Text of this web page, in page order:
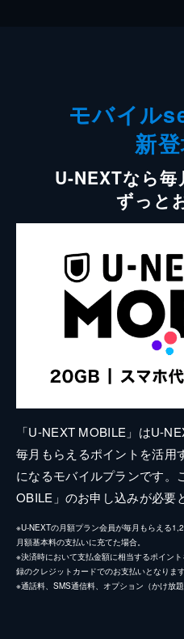
モバイル
新登
U-NEXTなら
ずっと
「U-NEXT MOBILE」はU-
毎月もらえるポイントを活用
になるモバイルプランです。
OBILE」のお申し込みが必要
※U-NEXTの月額プラン会員が毎月もらえる
月額基本料の支払いに充てた場合。
※決済時において支払金額に相当するポイン
録のクレジットカードでのお支払いとなります
※通話料、SMS通信料、オプション（かけ放